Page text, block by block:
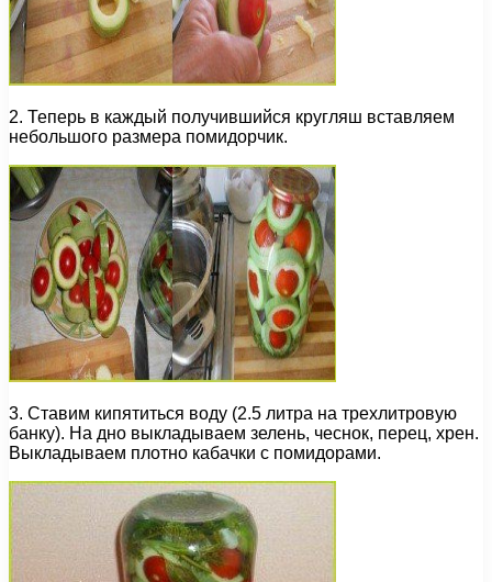
2. Теперь в каждый получившийся кругляш вставляем
небольшого размера помидорчик.
3. Ставим кипятиться воду (2.5 литра на трехлитровую
банку). На дно выкладываем зелень, чеснок, перец, хрен.
Выкладываем плотно кабачки с помидорами.